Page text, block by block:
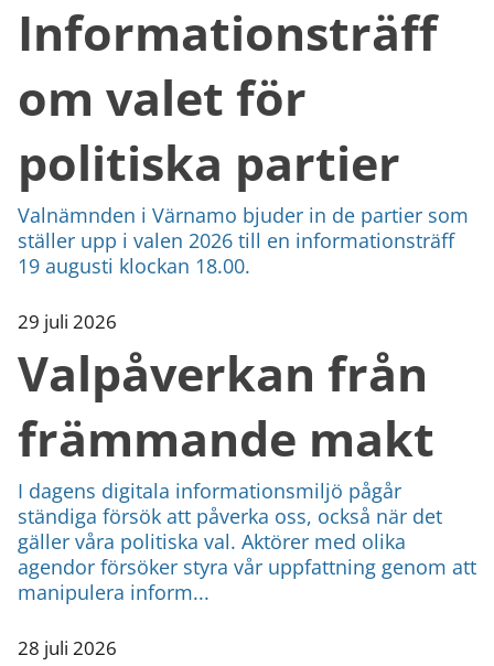
Informationsträff
om valet för
politiska partier
Valnämnden i Värnamo bjuder in de partier som
ställer upp i valen 2026 till en informationsträff
19 augusti klockan 18.00.
29 juli 2026
Valpåverkan från
främmande makt
I dagens digitala informationsmiljö pågår
ständiga försök att påverka oss, också när det
gäller våra politiska val. Aktörer med olika
agendor försöker styra vår uppfattning genom att
manipulera inform...
28 juli 2026
göra
informationen
dig?
sidan
bifogas
meddelandet.